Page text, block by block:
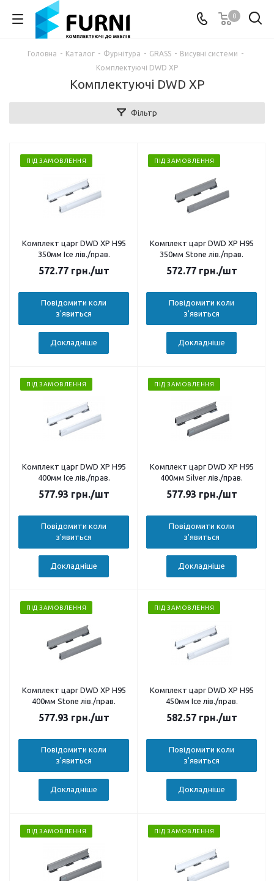
0
Головна - Каталог - Фурнітура - GRASS - Висувні системи -
Комплектуючі DWD XP
Комплектуючі DWD XP
Фільтр
ПІД ЗАМОВЛЕННЯ
Комплект царг DWD XP H95
350мм Ice лів./прав.
572.77грн./шт
Повідомити коли
з'явиться
Докладніше
ПІД ЗАМОВЛЕННЯ
Комплект царг DWD XP H95
350мм Stone лів./прав.
572.77грн./шт
Повідомити коли
з'явиться
Докладніше
ПІД ЗАМОВЛЕННЯ
Комплект царг DWD XP H95
400мм Ice лів./прав.
577.93 грн./шт
Повідомити коли
з'явиться
Докладніше
ПІД ЗАМОВЛЕННЯ
Комплект царг DWD XP H95
400мм Silver лів./прав.
577.93 грн./шт
Повідомити коли
з'явиться
Докладніше
ПІД ЗАМОВЛЕННЯ
Комплект царг DWD XP H95
400мм Stone лів./прав.
577.93 грн./шт
Повідомити коли
з'явиться
Докладніше
ПІД ЗАМОВЛЕННЯ
Комплект царг DWD XP H95
450мм Ice лів./прав.
582.57грн./шт
Повідомити коли
з'явиться
Докладніше
ПІД ЗАМОВЛЕННЯ ПІД ЗАМОВЛЕННЯ